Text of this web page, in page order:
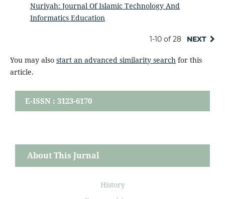
Nuriyah: Journal Of Islamic Technology And
Informatics Education
1-10 of 28 NEXT
You may also start an advanced similarity search for this
article.
E-ISSN : 3123-6170
About This Jurnal
History